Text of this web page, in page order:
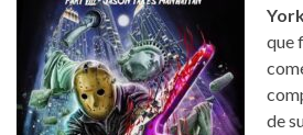
que
de